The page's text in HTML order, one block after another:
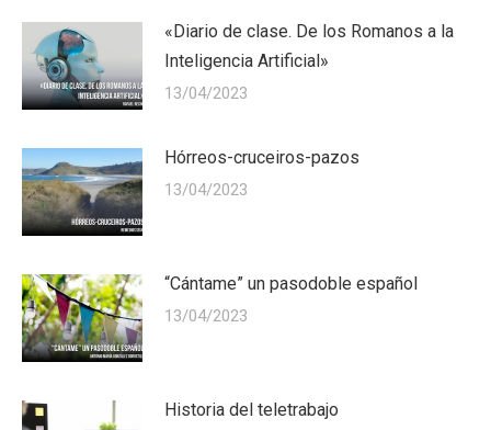
«Diario de clase. De los Romanos a la
Inteligencia Artificial»
13/04/2023
Hórreos-cruceiros-pazos
13/04/2023
“Cántame” un pasodoble español
13/04/2023
Historia del teletrabajo